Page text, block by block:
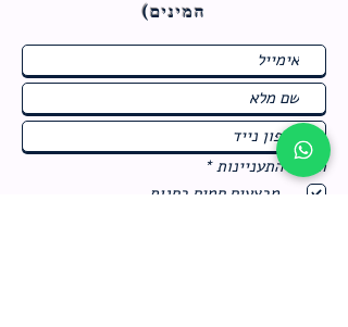
המינים)
תחומי התעניינות *
ב
מבצעים חמים בחנות